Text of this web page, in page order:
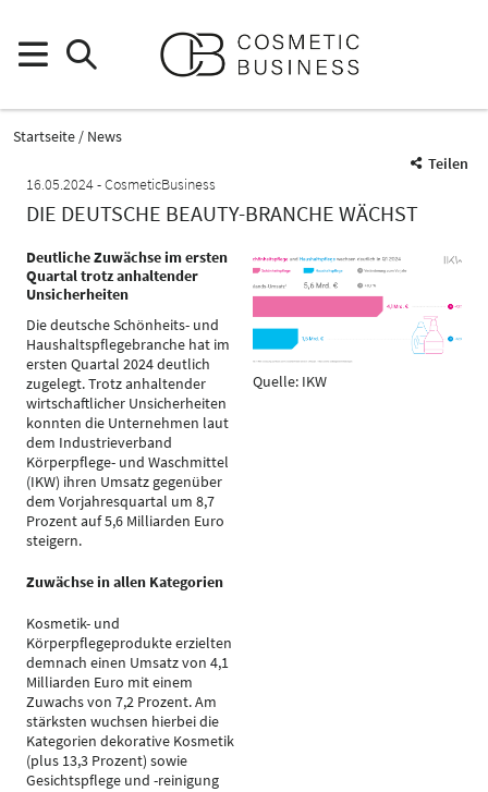
Startseite
News
Teilen
16.05.2024 CosmeticBusiness
DIE DEUTSCHE BEAUTY-BRANCHE WÄCHST
Deutliche Zuwächse im ersten
Quartal trotz anhaltender
Unsicherheiten
Die deutsche Schönheits- und
Haushaltspflegebranche hat im
ersten Quartal 2024 deutlich
zugelegt. Trotz anhaltender
wirtschaftlicher Unsicherheiten
konnten die Unternehmen laut
dem Industrieverband
Körperpflege- und Waschmittel
(IKW) ihren Umsatz gegenüber
dem Vorjahresquartal um 8,7
Prozent auf 5,6 Milliarden Euro
steigern.
Zuwächse in allen Kategorien
Kosmetik- und
Körperpflegeprodukte erzielten
demnach einen Umsatz von 4,1
Milliarden Euro mit einem
Zuwachs von 7,2 Prozent. Am
stärksten wuchsen hierbei die
Kategorien dekorative Kosmetik
(plus 13,3 Prozent) sowie
Gesichtspflege und -reinigung
Quelle: IKW